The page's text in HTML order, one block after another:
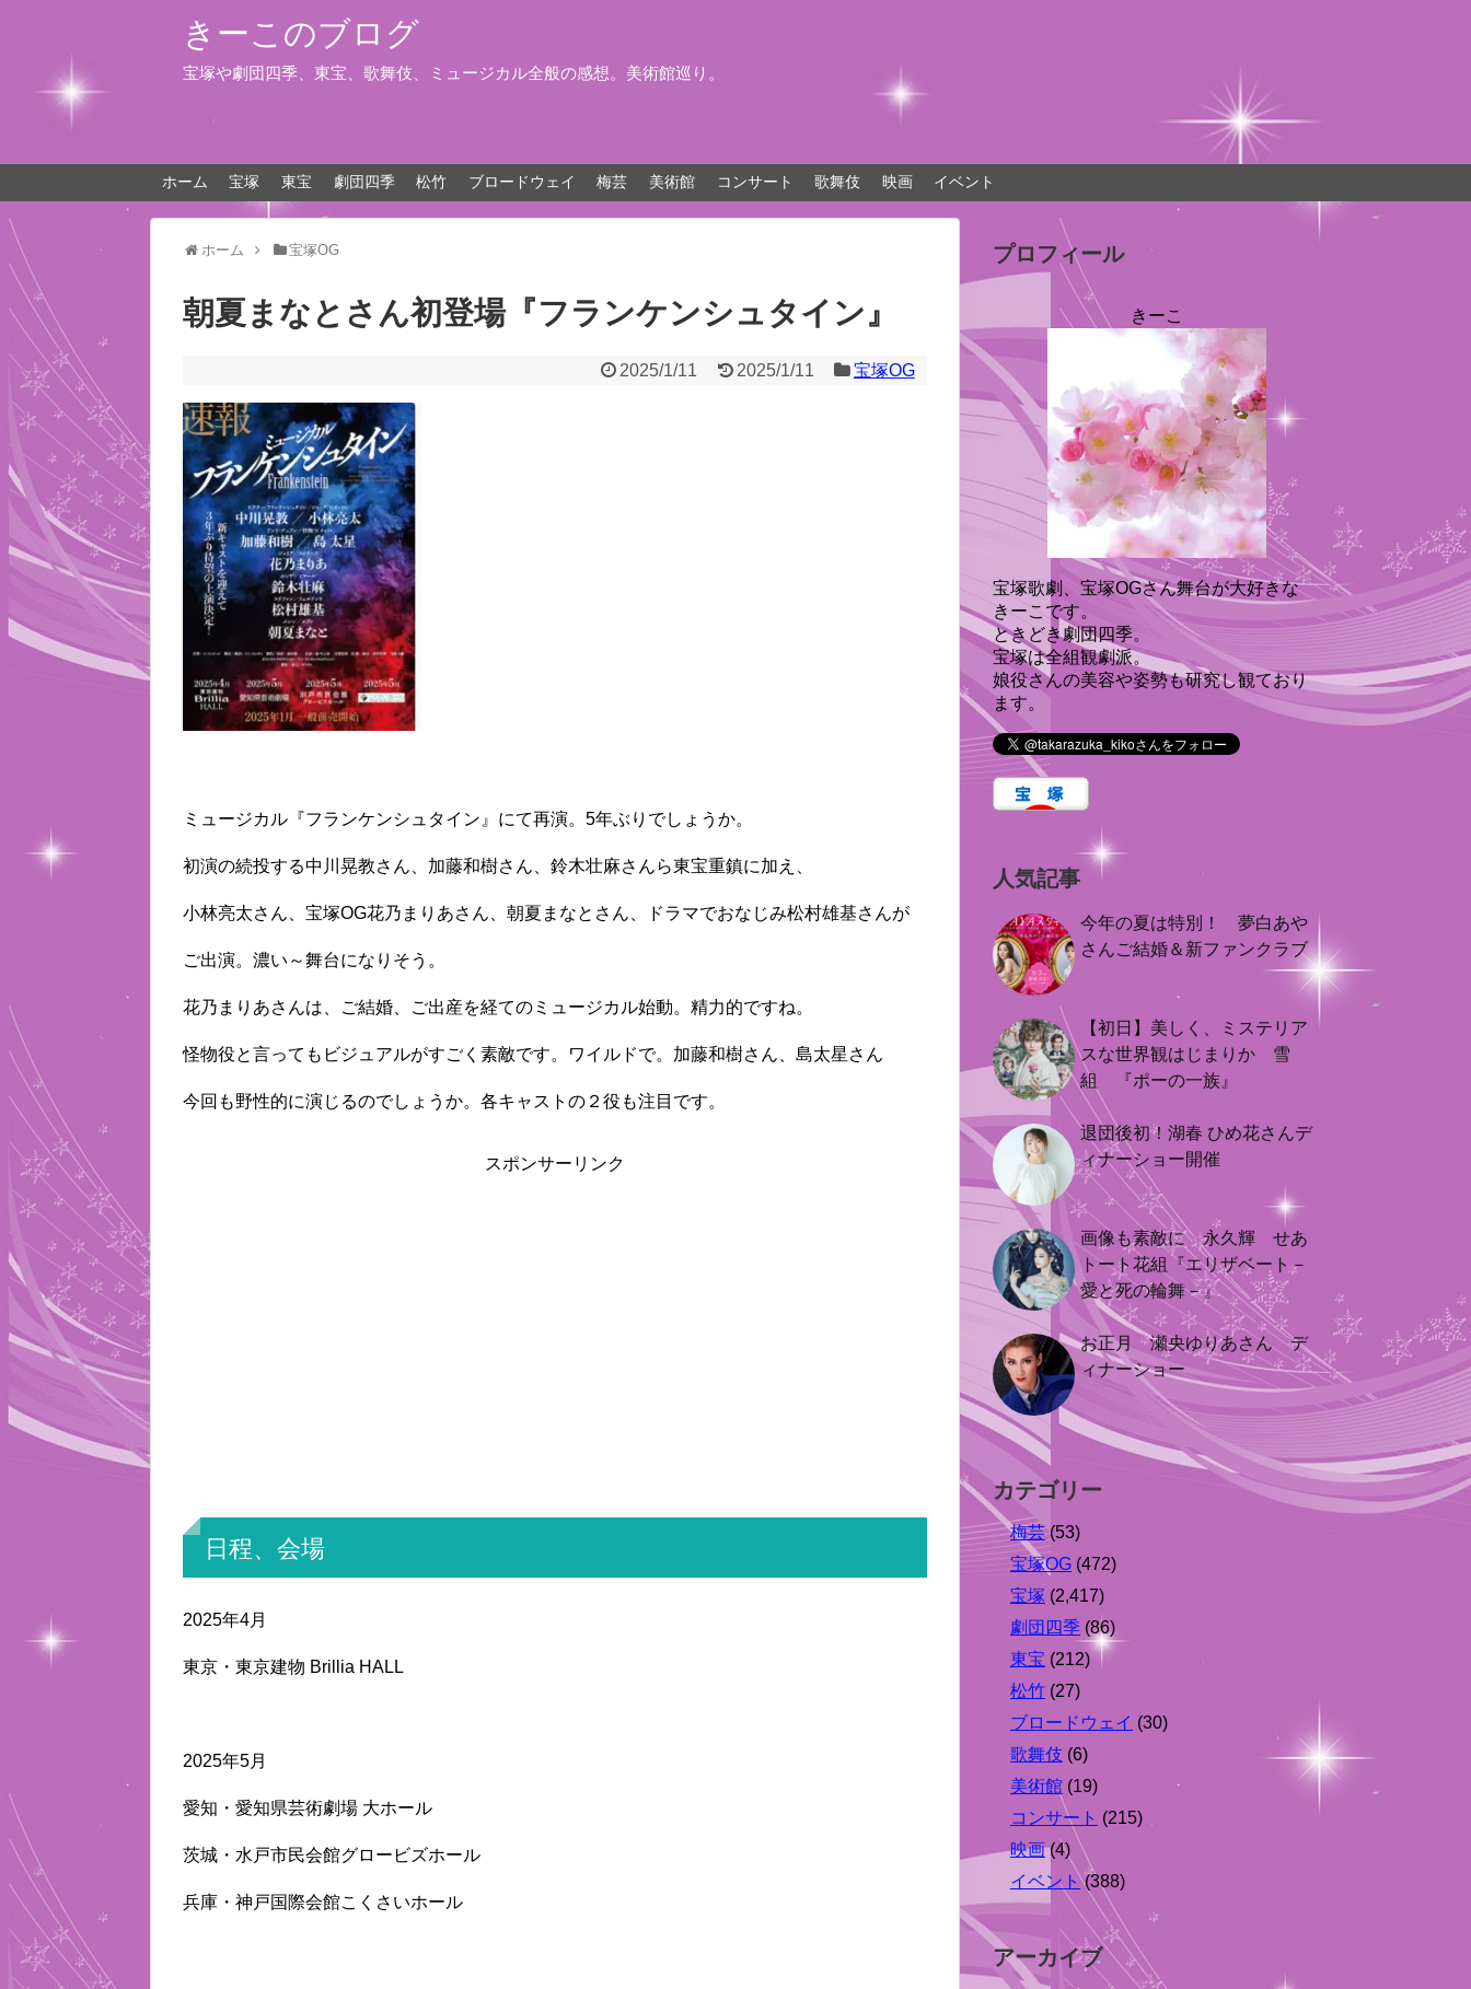
きーこのブログ
宝塚や劇団四季、東宝、歌舞伎、ミュージカル全般の感想。美術館巡り。
ホーム 宝塚 東宝 劇団四季 松竹 ブロードウェイ 梅芸 美術館 コンサート 歌舞伎 映画 イベント
ホーム 宝塚OG
朝夏まなとさん初登場『フランケンシュタイン』
2025/1/11 2025/1/11 宝塚OG
ミュージカル『フランケンシュタイン』にて再演。5年ぶりでしょうか。
初演の続投する中川晃教さん、加藤和樹さん、鈴木壮麻さんら東宝重鎮に加え、
小林亮太さん、宝塚OG花乃まりあさん、朝夏まなとさん、ドラマでおなじみ松村雄基さんが
ご出演。濃い～舞台になりそう。
花乃まりあさんは、ご結婚、ご出産を経てのミュージカル始動。精力的ですね。
怪物役と言ってもビジュアルがすごく素敵です。ワイルドで。加藤和樹さん、島太星さん
今回も野性的に演じるのでしょうか。各キャストの２役も注目です。
スポンサーリンク
日程、会場
2025年4月
東京・東京建物 Brillia HALL
2025年5月
愛知・愛知県芸術劇場 大ホール
茨城・水戸市民会館グロービズホール
兵庫・神戸国際会館こくさいホール
プロフィール
きーこ
宝塚歌劇、宝塚OGさん舞台が大好きな
きーこです。
ときどき劇団四季。
宝塚は全組観劇派。
娘役さんの美容や姿勢も研究し観ており
ます。
人気記事
今年の夏は特別！ 夢白あや
さんご結婚＆新ファンクラブ
【初日】美しく、ミステリア
スな世界観はじまりか 雪
組 『ポーの一族』
退団後初！湖春 ひめ花さんデ
ィナーショー開催
画像も素敵に 永久輝 せあ
トート花組『エリザベート－
愛と死の輪舞－』
お正月 瀬央ゆりあさん デ
ィナーショー
カテゴリー
梅芸(53)
宝塚OG (472)
宝塚 (2,417)
劇団四季 (86)
東宝 (212)
松竹 (27)
ブロードウェイ (30)
歌舞伎 (6)
美術館 (19)
コンサート (215)
映画(4)
イベント(388)
アーカイブ